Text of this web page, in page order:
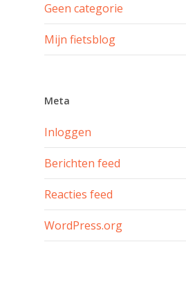
Geen categorie
Mijn fietsblog
Meta
Inloggen
Berichten feed
Reacties feed
WordPress.org